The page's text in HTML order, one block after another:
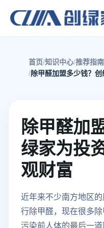
首页 知识中心 推荐指南
除甲醛加盟多少钱？
除甲醛加
绿家为投
观财富
近年来不少南方地区
行除甲醛，现在很多
污染前人体的最后一